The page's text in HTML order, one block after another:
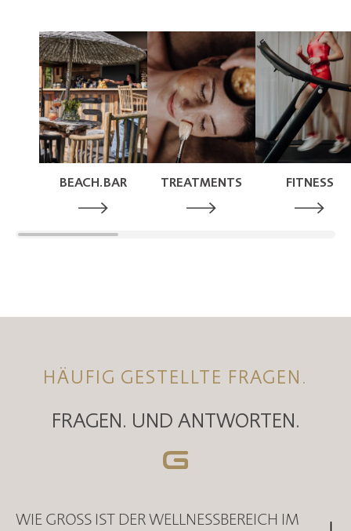
BEACH.BAR TREATMENTS FITNESS
HÄUFIG GESTELLTE FRAGEN.
FRAGEN. UND ANTWORTEN.
WIE GROSS IST DER WELLNESSBEREICH IM D